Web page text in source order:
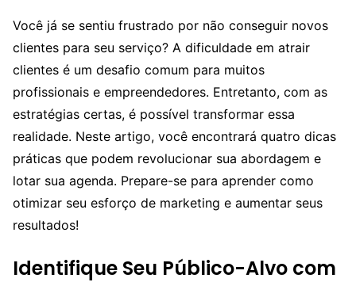
Você já se sentiu frustrado por não conseguir novos
clientes para seu serviço? A dificuldade em atrair
clientes é um desafio comum para muitos
profissionais e empreendedores. Entretanto, com as
estratégias certas, é possível transformar essa
realidade. Neste artigo, você encontrará quatro dicas
práticas que podem revolucionar sua abordagem e
lotar sua agenda. Prepare-se para aprender como
otimizar seu esforço de marketing e aumentar seus
resultados!
Identifique Seu Público-Alvo com